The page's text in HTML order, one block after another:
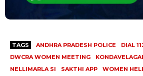
TAGS ANDHRA PRADESH POLICE
DIAL
DWCRA WOMEN MEETING
NELLIMARLA SI
SAKTHI APP
WOMEN